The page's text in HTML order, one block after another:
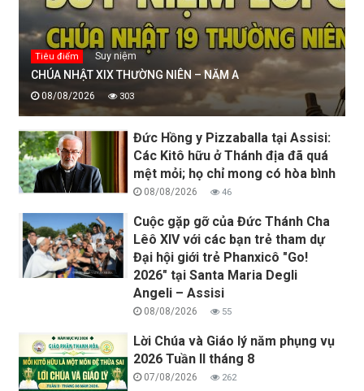
Tiêu điểm Suy niệm
CHÚA NHẬT XIX THƯỜNG NIÊN – NĂM A
08/08/2026 303
Đức Hồng y Pizzaballa tại Assisi:
Các Kitô hữu ở Thánh địa đã quá
mệt mỏi; họ chỉ mong có hòa bình
08/08/2026 46
Cuộc gặp gỡ của Đức Thánh Cha
Lêô XIV với các bạn trẻ tham dự
Đại hội giới trẻ Phanxicô "Go!
2026" tại Santa Maria Degli
Angeli – Assisi
08/08/2026 55
Lời Chúa và Giáo lý năm phụng vụ
2026 Tuần II tháng 8
07/08/2026 262